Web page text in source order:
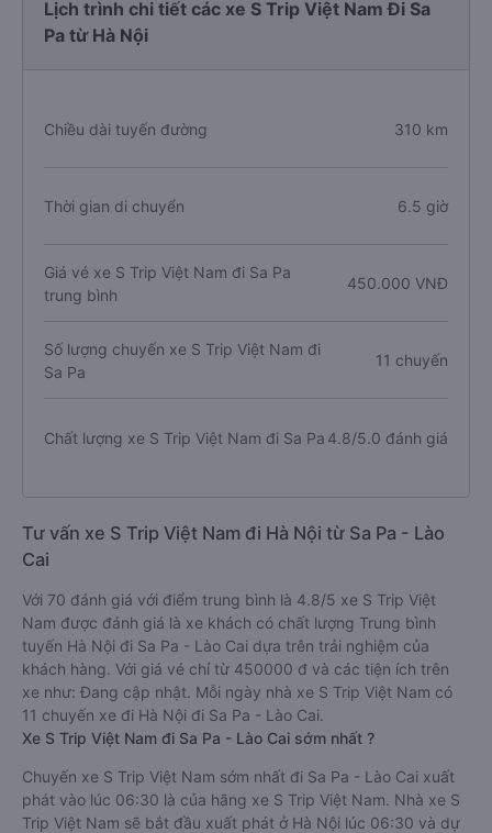
Lịch trình chi tiết các xe S Trip Việt Nam Đi Sa
Pa từ Hà Nội
Chiều dài tuyến đường 310 km
Thời gian di chuyển 6.5 giờ
Giá vé xe S Trip Việt Nam đi Sa Pa
trung bình
450.000 VNĐ
Số lượng chuyến xe S Trip Việt Nam đi
Sa Pa
11 chuyến
Chất lượng xe S Trip Việt Nam đi Sa Pa 4.8/5.0 đánh giá
Tư vấn xe S Trip Việt Nam đi Hà Nội từ Sa Pa - Lào
Cai
Với 70 đánh giá với điểm trung bình là 4.8/5 xe S Trip Việt
Nam được đánh giá là xe khách có chất lượng Trung bình
tuyến Hà Nội đi Sa Pa - Lào Cai dựa trên trải nghiệm của
khách hàng. Với giá vé chỉ từ 450000 đ và các tiện ích trên
xe như: Đang cập nhật. Mỗi ngày nhà xe S Trip Việt Nam có
11 chuyến xe đi Hà Nội đi Sa Pa - Lào Cai.
Xe S Trip Việt Nam đi Sa Pa - Lào Cai sớm nhất ?
Chuyến xe S Trip Việt Nam sớm nhất đi Sa Pa - Lào Cai xuất
phát vào lúc 06:30 là của hãng xe S Trip Việt Nam. Nhà xe S
Trip Việt Nam sẽ bắt đầu xuất phát ở Hà Nội lúc 06:30 và dự